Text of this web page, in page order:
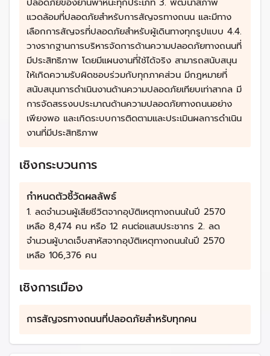
แวดล้อมที่ปลอดภัยสำหรับการสัญจรทางถนน และมีทาง
เลือกการสัญจรที่ปลอดภัยสำหรับผู้เดินทางทุกรูปแบบ 4.4.
วางรากฐานการบริหารจัดการด้านความปลอดภัยทางถนนที่
มีประสิทธิภาพ โดยมีแผนงานที่ใช้ได้จริง สามารถสนับสนุน
ให้เกิดความรับผิดชอบร่วมกับทุกภาคส่วน มีกฎหมายที่
สนับสนุนการดำเนินงานด้านความปลอดภัยเทียบเท่าสากล มี
การจัดสรรงบประมาณด้านความปลอดภัยทางถนนอย่าง
เพียงพอ และเกิดระบบการติดตามและประเมินผลการดำเนิน
งานที่มีประสิทธิภาพ
เชิงกระบวนการ
กำหนดตัวชี้วัดผลลัพธ์
1. ลดจำนวนผู้เสียชีวิตจากอุบัติเหตุทางถนนในปี 2570
เหลือ 8,474 คน หรือ 12 คนต่อแสนประชากร 2. ลด
จำนวนผู้บาดเจ็บสาหัสจากอุบัติเหตุทางถนนในปี 2570
เหลือ 106,376 คน
เชิงการเมือง
การสัญจรทางถนนที่ปลอดภัยสำหรับทุกคน